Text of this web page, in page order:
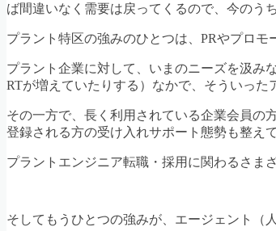
ば間違いなく需要は戻ってくるので、今のう
プラント特区の強みのひとつは、PRやプロモ
プラント企業に対して、いまのニーズを汲み
RTが増えていたりする）なかで、そういった
その一方で、長く利用されている企業会員の
登録される方の受け入れサポート態勢も整えて
プラントエンジニア転職・採用に関わるさま
そしてもうひとつの強みが、エージェント（